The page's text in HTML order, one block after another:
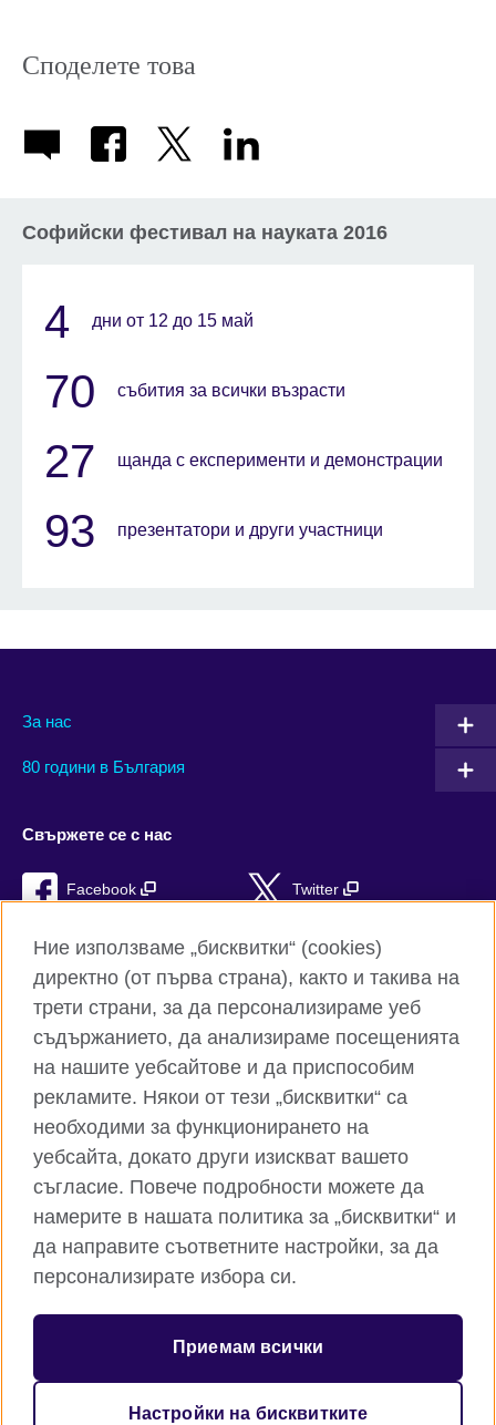
Споделете това
Софийски фестивал на науката 2016
4 дни от 12 до 15 май
70 събития за всички възрасти
27 щанда с експерименти и демонстрации
93 презентатори и други участници
За нас
80 години в България
Свържете се с нас
Facebook Twitter
YouTube
TikTok RSS
Глобален уебсайт на Британски съвет
Поверителност и условия за ползване
Бисквитки
Карта на сайта
© 2026 British Council
Британски съвет е международната организация на
културни връзки. Ние сме регистрирани като организация с
идеална цел под номер 209131 (Англия и Уелс) и номер
организация в обществена полза с ЕИК 176540548.
Ние използваме „бисквитки“ (cookies)
директно (от първа страна), както и такива на
трети страни, за да персонализираме уеб
съдържанието, да анализираме посещенията
на нашите уебсайтове и да приспособим
рекламите. Някои от тези „бисквитки“ са
необходими за функционирането на
уебсайта, докато други изискват вашето
съгласие. Повече подробности можете да
намерите в нашата политика за „бисквитки“ и
да направите съответните настройки, за да
персонализирате избора си.
Приемам всички
Настройки на бисквитките